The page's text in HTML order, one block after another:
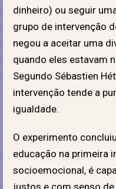
dinheiro) ou seguir
grupo de intervenção
negou a aceitar uma
quando eles estavam
Segundo Sébastien
intervenção tende a
igualdade.
O experimento
educação na primeira
socioemocional, é
justos e com senso